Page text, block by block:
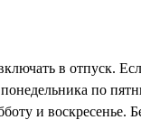
в отпуск.
по
и воскресенье.